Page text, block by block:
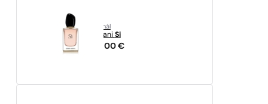
originál
Armani Si
124,00 €